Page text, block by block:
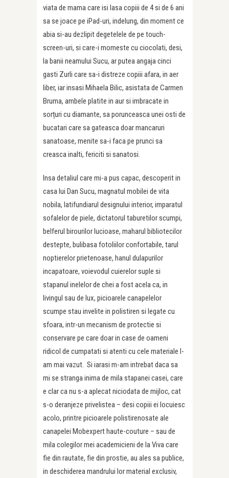
viata de mama care isi lasa copiii de 4 si de 6 ani
sa se joace pe iPad-uri, indelung, din moment ce
abia si-au dezlipit degetelele de pe touch-
screen-uri, si care-i momeste cu ciocolati, desi,
la banii neamului Sucu, ar putea angaja cinci
gasti Zurli care sa-i distreze copiii afara, in aer
liber, iar insasi Mihaela Bilic, asistata de Carmen
Bruma, ambele platite in aur si imbracate in
sorțuri cu diamante, sa porunceasca unei osti de
bucatari care sa gateasca doar mancaruri
sanatoase, menite sa-i faca pe prunci sa
creasca inalti, fericiti si sanatosi.
Insa detaliul care mi-a pus capac, descoperit in
casa lui Dan Sucu, magnatul mobilei de vita
nobila, latifundiarul designului interior, imparatul
sofalelor de piele, dictatorul taburetilor scumpi,
belferul birourilor lucioase, maharul bibliotecilor
destepte, bulibasa fotoliilor confortabile, tarul
noptierelor prietenoase, hanul dulapurilor
incapatoare, voievodul cuierelor suple si
stapanul inelelor de chei a fost acela ca, in
livingul sau de lux, picioarele canapelelor
scumpe stau invelite in polistiren si legate cu
sfoara, intr-un mecanism de protectie si
conservare pe care doar in case de oameni
ridicol de cumpatati si atenti cu cele materiale l-
am mai vazut. Si iarasi m-am intrebat daca sa
mi se stranga inima de mila stapanei casei, care
e clar ca nu s-a aplecat niciodata de mijloc, cat
s-o deranjeze privelistea – desi copiii ei locuiesc
acolo, printre picioarele polistirenosate ale
canapelei Mobexpert haute-couture – sau de
mila colegilor mei academicieni de la Viva care
fie din rautate, fie din prostie, au ales sa publice,
in deschiderea mandrului lor material exclusiv,